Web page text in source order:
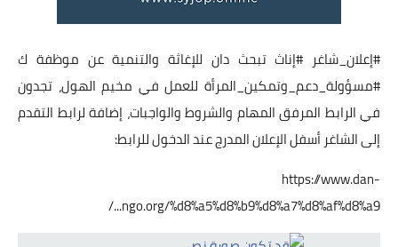
#إعلان_شاغر #إناثتبحث دان للإغاثة والتنمية عن موظفة ك
#مسؤولة_دعم_وتمكين_المرأة للعمل في مخيم الهول، تجدون
في الرابط المرفق المهام والشروط والواجبات، إضافة لرابط التقدم
إلى الشاغر أسفل الإعلان المدرج عند الدخول للرابط:
https://www.dan-
ngo.org/%d8%a5%d8%b9%d8%a7%d8%af%d8%a9.../